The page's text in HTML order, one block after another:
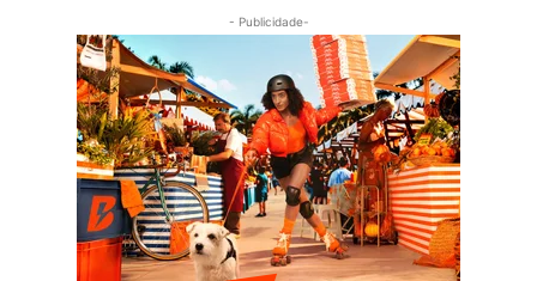
- Publicidade-